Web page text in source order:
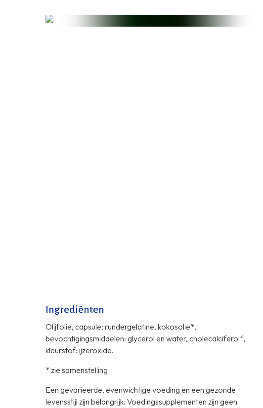
Ingrediënten
Olijfolie, capsule: rundergelatine, kokosolie*,
bevochtigingsmiddelen: glycerol en water, cholecalciferol*,
kleurstof: ijzeroxide.
* zie samenstelling
Een gevarieerde, evenwichtige voeding en een gezonde
levensstijl zijn belangrijk. Voedingssupplementen zijn geen